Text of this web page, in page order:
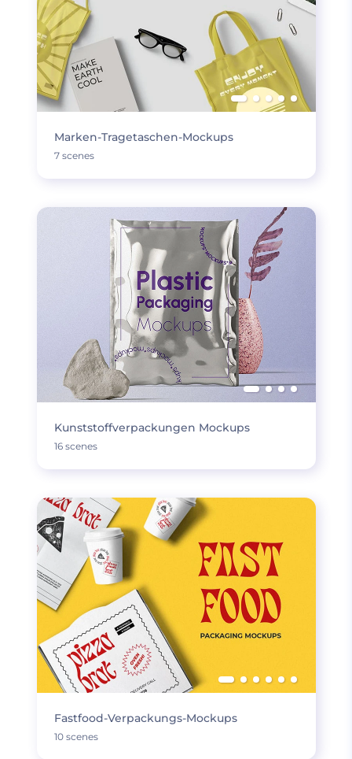
Marken-Tragetaschen-Mockups
7 scenes
Kunststoffverpackungen Mockups
16 scenes
Fastfood-Verpackungs-Mockups
10 scenes